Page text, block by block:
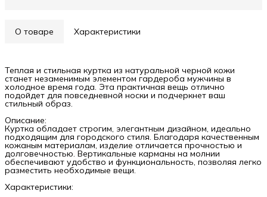
О товаре Характеристики
Теплая и стильная куртка из натуральной черной кожи
станет незаменимым элементом гардероба мужчины в
холодное время года. Эта практичная вещь отлично
подойдет для повседневной носки и подчеркнет ваш
стильный образ.
Описание:
Куртка обладает строгим, элегантным дизайном, идеально
подходящим для городского стиля. Благодаря качественным
кожаным материалам, изделие отличается прочностью и
долговечностью. Вертикальные карманы на молнии
обеспечивают удобство и функциональность, позволяя легко
разместить необходимые вещи.
Характеристики: